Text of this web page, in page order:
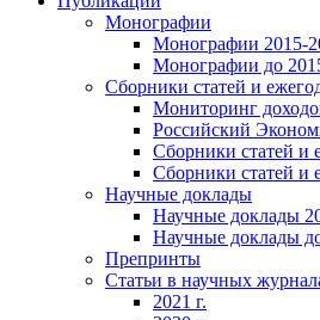
Монографии
Монографии 2015-
Монографии до
Сборники статей и
Мониторинг
Российский
Сборники статей и
Сборники статей и
Научные доклады
Научные доклады
Научные доклады
Препринты
Статьи в научных
2021 г.